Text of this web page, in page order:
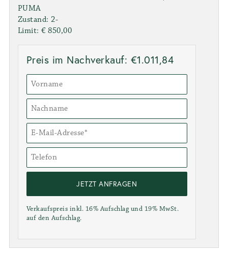
PUMA
Zustand: 2-
Limit: € 850,00
Preis im Nachverkauf: €1.011,84
JETZT ANFRAGEN
Verkaufspreis inkl. 16% Aufschlag und 19% MwSt.
auf den Aufschlag.